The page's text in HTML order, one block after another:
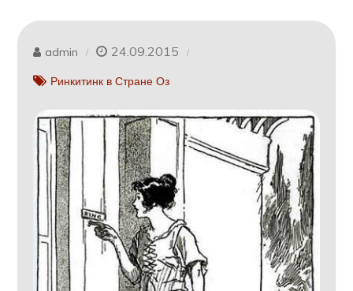
admin 24.09.2015
Ринкитинк в Стране Оз